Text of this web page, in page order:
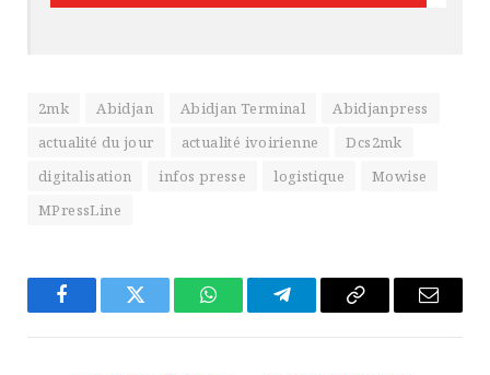
2mk Abidjan Abidjan Terminal
Abidjanpress
actualité du jour
actualité ivoirienne
Dcs2mk
digitalisation
infos presse logistique
Mowise
MPressLine
FacebookTwitter WhatsAppTélégrammeCopier
E-